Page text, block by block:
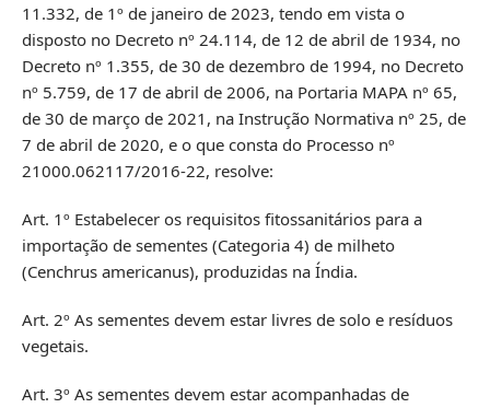
11.332, de 1º de janeiro de 2023, tendo em vista o
disposto no Decreto nº 24.114, de 12 de abril de 1934, no
Decreto nº 1.355, de 30 de dezembro de 1994, no Decreto
nº 5.759, de 17 de abril de 2006, na Portaria MAPA nº 65,
de 30 de março de 2021, na Instrução Normativa nº 25, de
7 de abril de 2020, e o que consta do Processo nº
21000.062117/2016-22, resolve:
Art. 1º Estabelecer os requisitos fitossanitários para a
importação de sementes (Categoria 4) de milheto
(Cenchrus americanus), produzidas na Índia.
Art. 2º As sementes devem estar livres de solo e resíduos
vegetais.
Art. 3º As sementes devem estar acompanhadas de